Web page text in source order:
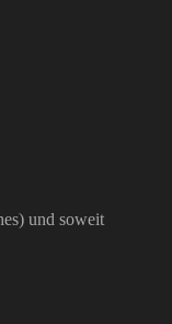
und soweit